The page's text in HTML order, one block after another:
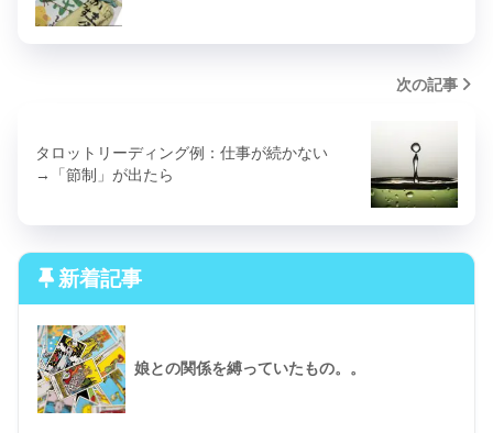
次の記事
タロットリーディング例：仕事が続かない
→「節制」が出たら
新着記事
娘との関係を縛っていたもの。。